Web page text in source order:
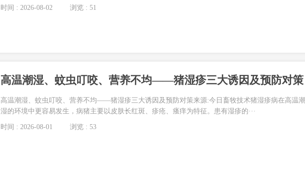
时间 : 2026-08-02 浏览 : 51
高温潮湿、蚊虫叮咬、营养不均——猪湿疹三大诱因及预防对策
高温潮湿、蚊虫叮咬、营养不均——猪湿疹三大诱因及预防对策来源:今日畜牧技术猪湿疹病在高温潮
湿的环境中更容易发生，病猪主要以皮肤长红斑、疹疮、瘙痒为特征。患有湿疹的···
时间 : 2026-08-01 浏览 : 53